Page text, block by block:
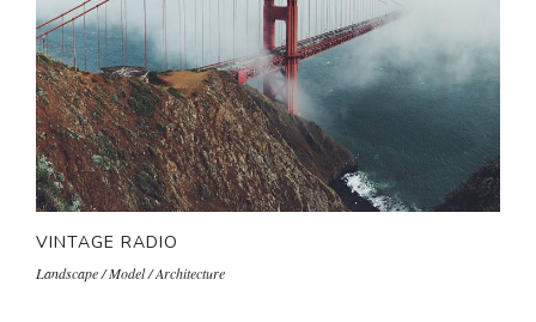
VINTAGE RADIO
Landscape / Model / Architecture